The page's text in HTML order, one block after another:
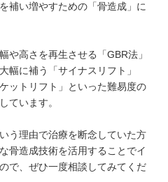
補い増やすための「骨造成」に
や高さを再生させる「GBR法」
幅に補う「サイナスリフト」
ットリフト」といった難易度の
ています。
う理由で治療を断念していた方
骨造成技術を活用することでイ
で、ぜひ一度相談してみてくだ